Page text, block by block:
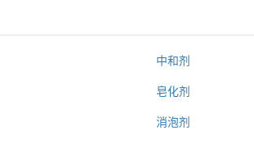
中和剂
皂化剂
消泡剂